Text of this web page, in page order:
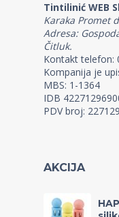
Tintilinić WEB
Karaka Promet
Adresa:
Čitluk.
Kontakt telefon:
Kompanija je
MBS: 1-1364
IDB
PDV broj:
AKCIJA